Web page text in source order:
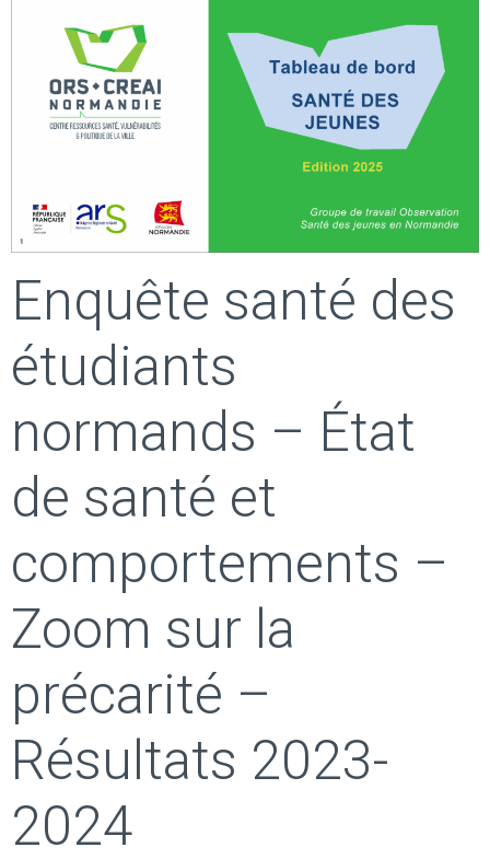
Enquête santé des
étudiants
normands – État
de santé et
comportements –
Zoom sur la
précarité –
Résultats 2023-
2024